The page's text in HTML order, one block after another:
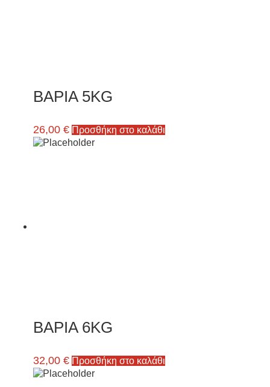
ΒΑΡΙΑ 5ΚG
26,00 € Προσθήκη στο καλάθι
ΒΑΡΙΑ 6ΚG
32,00 € Προσθήκη στο καλάθι